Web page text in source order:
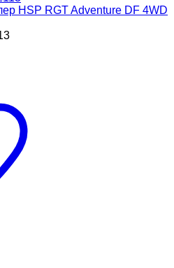
HSP RGT Adventure DF 4WD